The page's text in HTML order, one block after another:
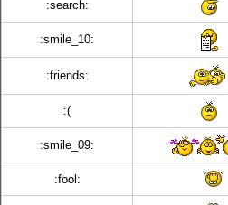
:search:
:smile_10:
:friends:
:(
:smile_09:
:fool: